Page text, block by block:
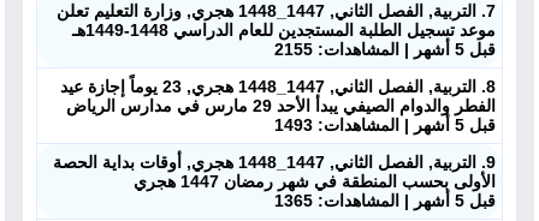
ملفات اليوم
ابحث عن مدرس
7. التربية, الفصل الثاني, 1447_1448 هجري, وزارة التعليم تعلن
موعد تسجيل الطلبة المستجدين للعام الدراسي 1448-1449هـ
قبل 5 أشهر | المشاهدات: 2155
8. التربية, الفصل الثاني, 1447_1448 هجري, 23 يوماً إجازة عيد
الفطر والدوام الصيفي يبدأ الأحد 29 مارس في مدارس الرياض
قبل 5 أشهر | المشاهدات: 1493
9. التربية, الفصل الثاني, 1447_1448 هجري, أوقات بداية الحصة
الأولى بحسب المنطقة في شهر رمضان 1447 هجري
قبل 5 أشهر | المشاهدات: 1365